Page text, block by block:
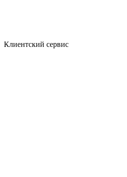
Клиентский сервис